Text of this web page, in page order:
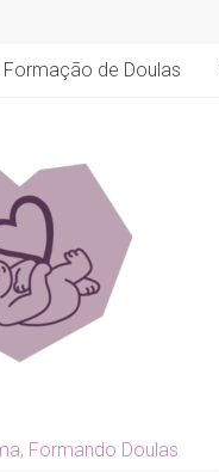
de Doulas
Formando Doulas